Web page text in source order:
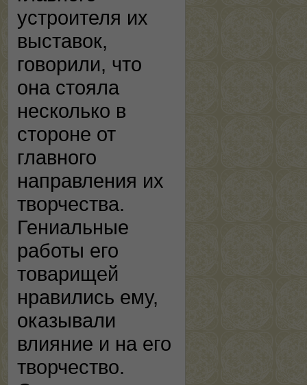
устроителя их
выставок,
говорили, что
она стояла
несколько в
стороне от
главного
направления их
творчества.
Гениальные
работы его
товарищей
нравились ему,
оказывали
влияние и на его
творчество.